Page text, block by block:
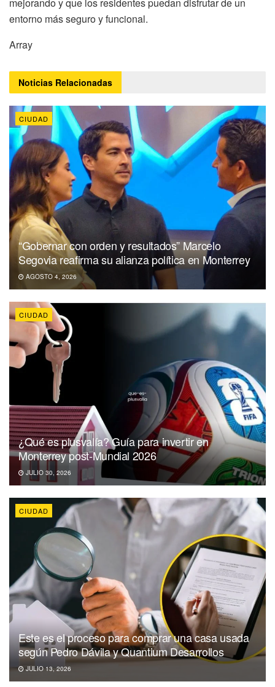
mejorando y que los residentes puedan disfrutar de un
entorno más seguro y funcional.
Array
Noticias Relacionadas
CIUDAD
“Gobernar con orden y resultados” Marcelo
Segovia reafirma su alianza política en Monterrey
AGOSTO 4, 2026
CIUDAD
¿Qué es plusvalía? Guía para invertir en
Monterrey post-Mundial 2026
JULIO 30, 2026
CIUDAD
Este es el proceso para comprar una casa usada
según Pedro Dávila y Quantium Desarrollos
JULIO 13, 2026